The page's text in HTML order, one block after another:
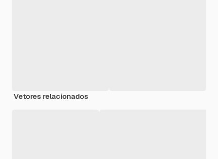
Vetores relacionados